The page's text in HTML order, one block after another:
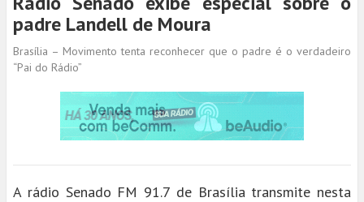
padre Landell de Moura
Brasília – Movimento tenta reconhecer que o padre é o verdadeiro
“Pai do Rádio”
A rádio Senado FM 91.7 de Brasília transmite nesta